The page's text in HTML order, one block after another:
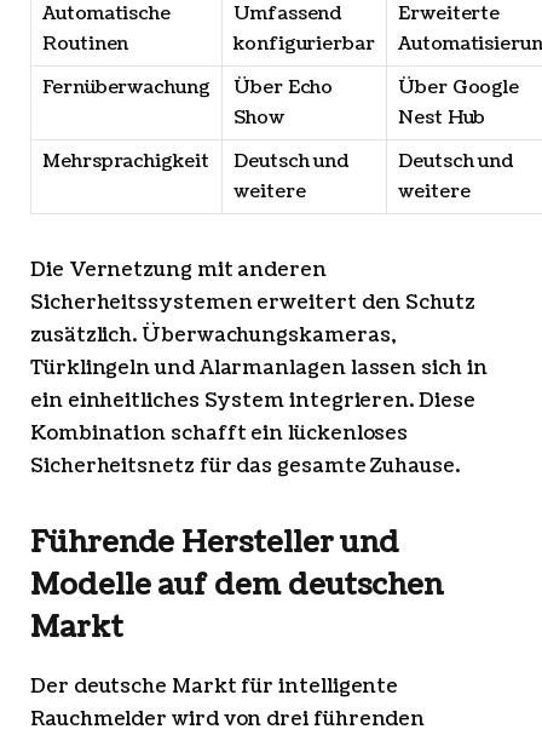
Automatische
Routinen
Umfassend
konfigurierbar
Erweiterte
Fernüberwachung
Über Echo
Show
Über Google
Nest Hub
Mehrsprachigkeit
Deutsch und
weitere
Deutsch und
weitere
Die Vernetzung mit anderen
Sicherheitssystemen erweitert den Schutz
zusätzlich. Überwachungskameras,
Türklingeln und Alarmanlagen lassen sich in
ein einheitliches System integrieren. Diese
Kombination schafft ein lückenloses
Sicherheitsnetz für das gesamte Zuhause.
Führende Hersteller und
Modelle auf dem deutschen
Markt
Der deutsche Markt für intelligente
Rauchmelder wird von drei führenden